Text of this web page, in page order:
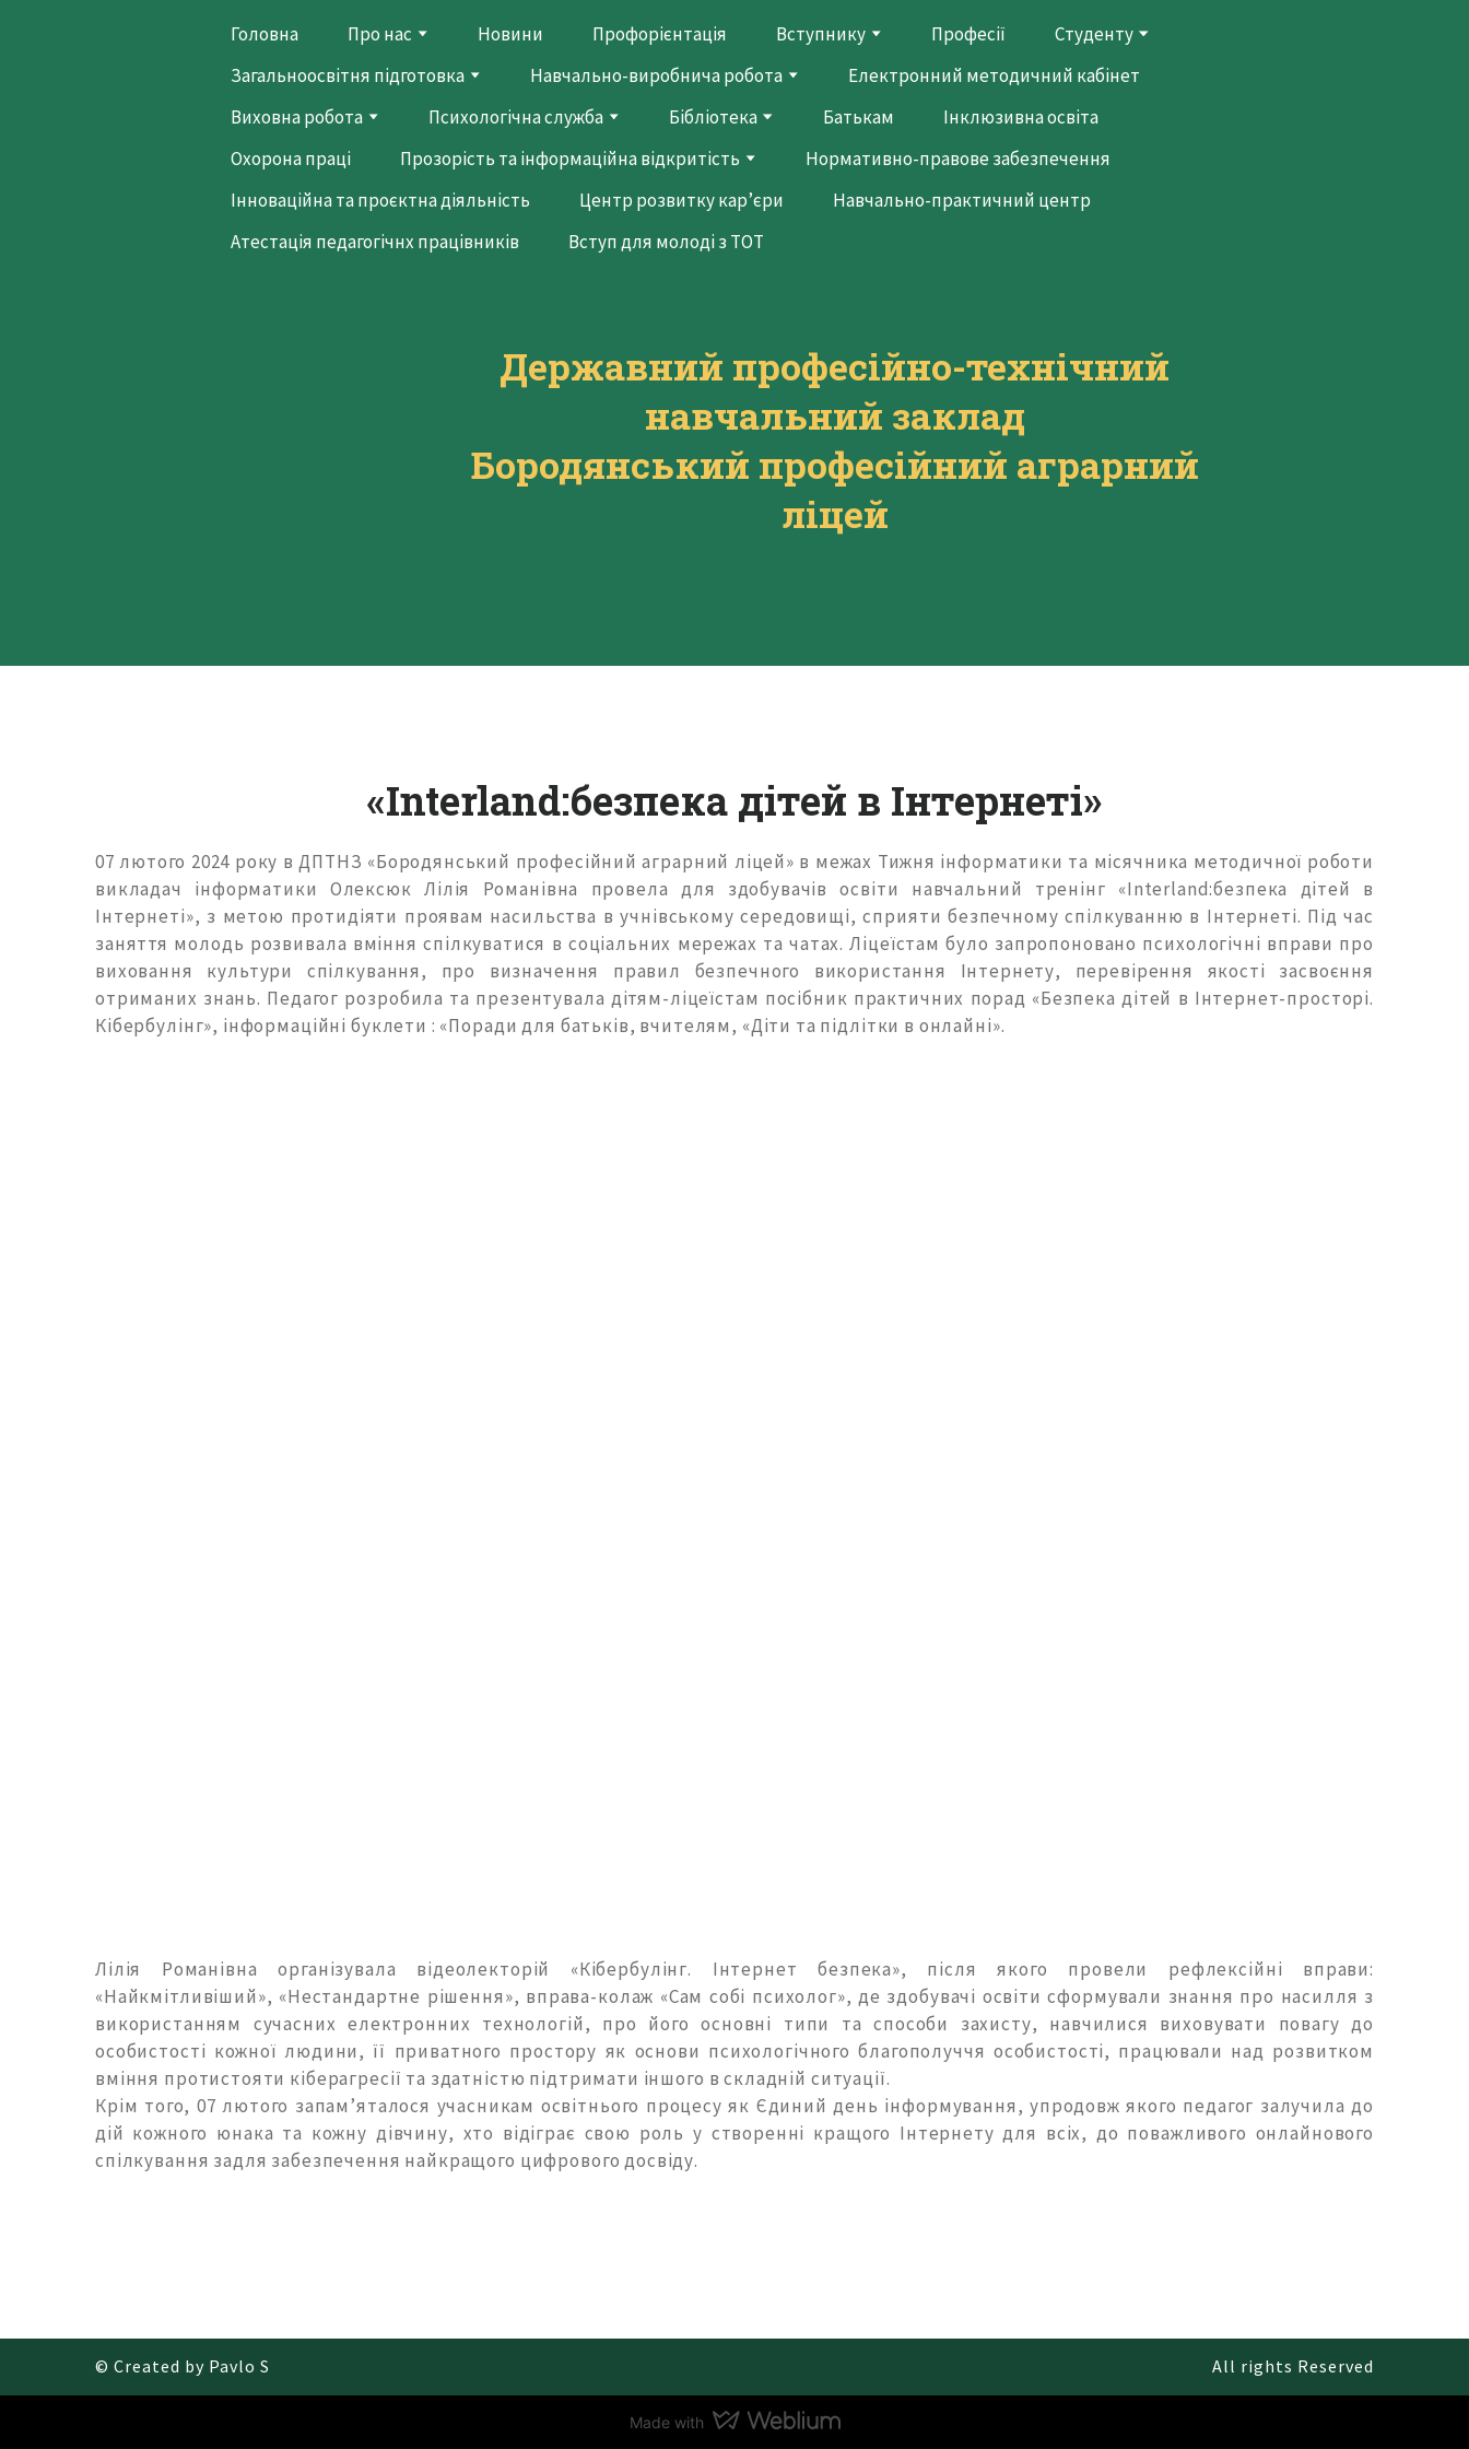
Головна Про нас Новини Профорієнтація Вступнику Професії
Студенту
Загальноосвітня підготовка
Навчально-виробнича робота
Електронний методичний кабінет
Виховна робота
Психологічна служба Бібліотека Батькам
Інклюзивна освіта
Охорона праці
Прозорість та інформаційна відкритість
Нормативно-правове забезпечення
Інноваційна та проєктна діяльність
Центр розвитку кар’єри
Навчально-практичний центр
Атестація педагогічнх працівників
Вступ для молоді з ТОТ
Державний професійно-технічний
навчальний заклад
Бородянський професійний аграрний
ліцей
«Interlаnd:безпека дітей в Інтернеті»
07 лютого 2024 року в ДПТНЗ «Бородянський професійний аграрний ліцей» в межах Тижня інформатики та місячника методичної роботи
викладач інформатики Олексюк Лілія Романівна провела для здобувачів освіти навчальний тренінг «Interlаnd:безпека дітей в
Інтернеті», з метою протидіяти проявам насильства в учнівському середовищі, сприяти безпечному спілкуванню в Інтернеті. Під час
заняття молодь розвивала вміння спілкуватися в соціальних мережах та чатах. Ліцеїстам було запропоновано психологічні вправи про
виховання культури спілкування, про визначення правил безпечного використання Інтернету, перевірення якості засвоєння
отриманих знань. Педагог розробила та презентувала дітям-ліцеїстам посібник практичних порад «Безпека дітей в Інтернет-просторі.
Кібербулінг», інформаційні буклети : «Поради для батьків, вчителям, «Діти та підлітки в онлайні».
Лілія Романівна організувала відеолекторій «Кібербулінг. Інтернет безпека», після якого провели рефлексійні вправи:
«Найкмітливіший», «Нестандартне рішення», вправа-колаж «Сам собі психолог», де здобувачі освіти сформували знання про насилля з
використанням сучасних електронних технологій, про його основні типи та способи захисту, навчилися виховувати повагу до
особистості кожної людини, її приватного простору як основи психологічного благополуччя особистості, працювали над розвитком
вміння протистояти кіберагресії та здатністю підтримати іншого в складній ситуації.
Крім того, 07 лютого запам’яталося учасникам освітнього процесу як Єдиний день інформування, упродовж якого педагог залучила до
дій кожного юнака та кожну дівчину, хто відіграє свою роль у створенні кращого Інтернету для всіх, до поважливого онлайнового
спілкування задля забезпечення найкращого цифрового досвіду.
© Created by Pavlo S All rights Reserved
Made with